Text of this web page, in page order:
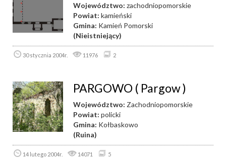
Województwo: zachodniopomorskie
Powiat: kamieński
Gmina: Kamień Pomorski
(Nieistniejący)
30 stycznia 2004r. 11976 2
PARGOWO ( Pargow )
Województwo: Zachodniopomorskie
Powiat: policki
Gmina: Kołbaskowo
(Ruina)
14 lutego 2004r. 14071 5